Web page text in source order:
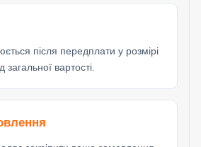
після передплати у розмірі
вартості.